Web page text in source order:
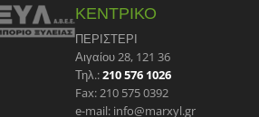
ΚΕΝΤΡΙΚΟ
ΠΕΡΙΣΤΕΡΙ
Αιγαίου 28, 121 36
Τηλ.:210 576 1026
Fax: 210 575 0392
e-mail: info@marxyl.gr